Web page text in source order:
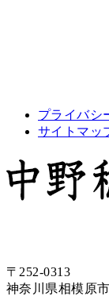
プライバシ
サイトマッ
〒252-0313
神奈川県相模原